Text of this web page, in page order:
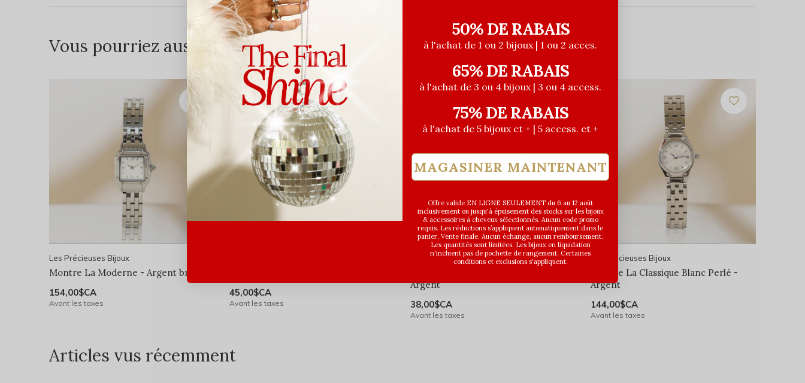
Vous pourriez aussi aimer...
Les Précieuses Bijoux
Montre La Moderne - Argent brossé
154,00$CA
Avant les taxes
DERNIÈRE CHANCE
45,00$CA
Avant les taxes
Les Précieuses Bijoux
Argent
38,00$CA
Avant les taxes
Les Précieuses Bijoux
Montre La Classique Blanc Perlé -
Argent
144,00$CA
Avant les taxes
Articles vus récemment
50% DE RABAIS
à l'achat de 1 ou 2 bijoux | 1 ou 2 acces.
65% DE RABAIS
à l'achat de 3 ou 4 bijoux | 3 ou 4 access.
75% DE RABAIS
à l'achat de 5 bijoux et + | 5 access. et +
MAGASINER MAINTENANT
Offre valide EN LIGNE SEULEMENT du 6 au 12 août
inclusivement ou jusqu'à épuisement des stocks sur les bijoux
& accessoires à cheveux sélectionnés. Aucun code promo
requis. Les réductions s’appliquent automatiquement dans le
panier. Vente finale. Aucun échange, aucun remboursement.
Les quantités sont limitées. Les bijoux en liquidation
n'incluent pas de pochette de rangement. Certaines
conditions et exclusions s'appliquent.